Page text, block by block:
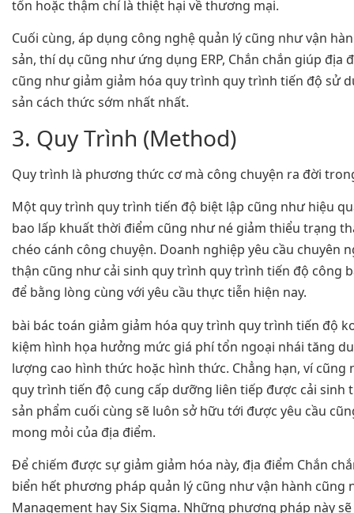
tổn hoặc thậm chí là thiệt hại về thương mại.
Cuối cùng, áp dụng công nghệ quản lý cũng như vận
sản, thí dụ cũng như ứng dụng ERP, Chắn chắn giúp địa
cũng như giảm giảm hóa quy trình quy trình tiến độ sử
sản cách thức sớm nhất nhất.
3. Quy Trình (Method)
Quy trình là phương thức cơ mà công chuyện ra đời
Một quy trình quy trình tiến độ biệt lập cũng như hiệu
bao lấp khuất thời điểm cũng như né giảm thiểu trạng
chéo cánh công chuyện. Doanh nghiệp yêu cầu chuyên
thận cũng như cải sinh quy trình quy trình tiến độ công
để bằng lòng cùng với yêu cầu thực tiễn hiện nay.
bài bác toán giảm giảm hóa quy trình quy trình tiến độ
kiệm hình họa hưởng mức giá phí tổn ngoại nhái tăng
lượng cao hình thức hoặc hình thức. Chẳng hạn, ví cũng
quy trình tiến độ cung cấp dưỡng liên tiếp được cải sinh
sản phẩm cuối cùng sẽ luôn sở hữu tới được yêu cầu
mong mỏi của địa điểm.
Để chiếm được sự giảm giảm hóa này, địa điểm Chắn
biển hết phương pháp quản lý cũng như vận hành cũng
Management hay Six Sigma. Những phương pháp này